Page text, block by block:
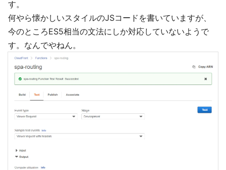
す。
何やら懐かしいスタイルのJSコードを書いていますが、
今のところES5相当の文法にしか対応していないようで
す。なんでやねん。